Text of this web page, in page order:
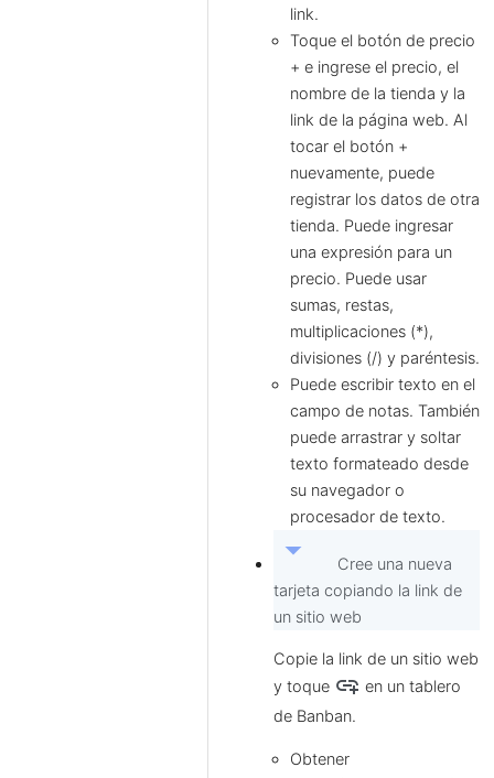
link.
Toque el botón de precio
+ e ingrese el precio, el
nombre de la tienda y la
link de la página web. Al
tocar el botón +
nuevamente, puede
registrar los datos de otra
tienda. Puede ingresar
una expresión para un
precio. Puede usar
sumas, restas,
multiplicaciones (*),
divisiones (/) y paréntesis.
Puede escribir texto en el
campo de notas. También
puede arrastrar y soltar
texto formateado desde
su navegador o
procesador de texto.
arrow_drop_down
Cree una nueva
tarjeta copiando la link de
un sitio web
Copie la link de un sitio web
y toque add_link en un tablero
de Banban.
Obtener